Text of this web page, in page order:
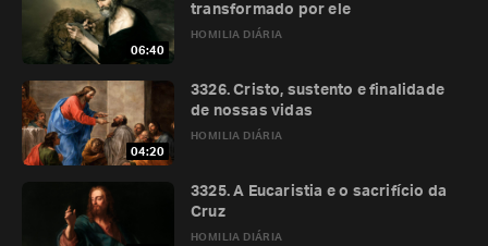
06:40
HOMILIA DIÁRIA
transformado por ele
04:20
HOMILIA DIÁRIA
3326. Cristo, sustento e finalidade
de nossas vidas
HOMILIA DIÁRIA
3325. A Eucaristia e o sacrifício da
Cruz